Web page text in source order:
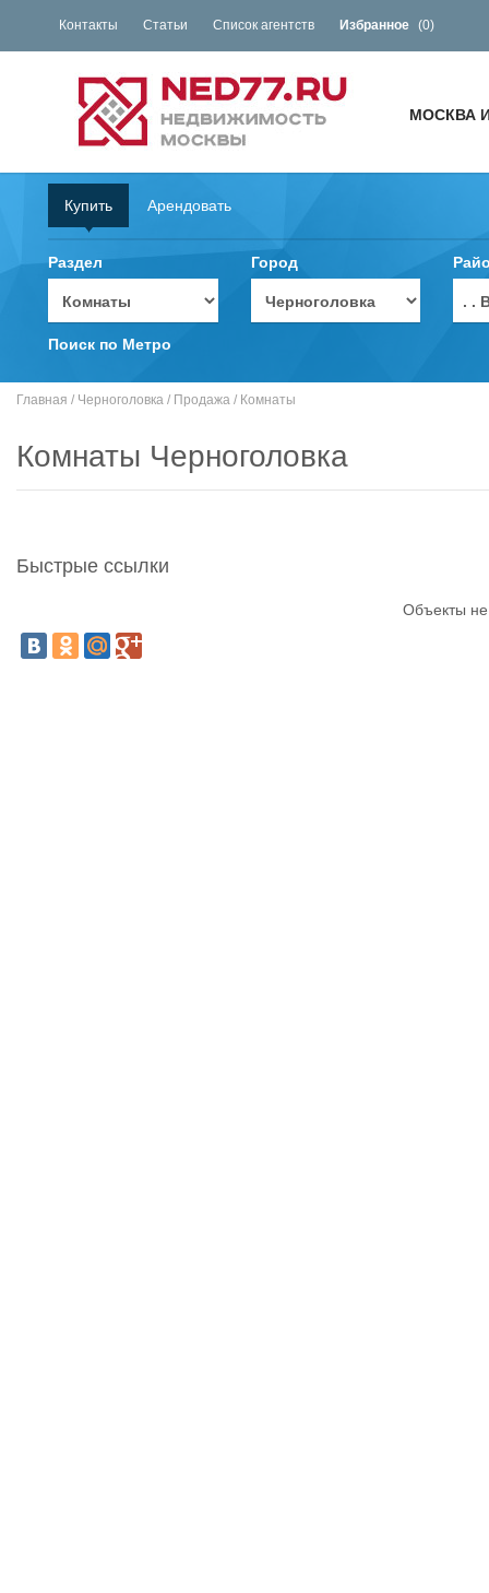
Контакты Статьи Список агентств Избранное (0)
МОСКВА
Купить Арендовать
Раздел Город
. .
Поиск по Метро
Главная / Черноголовка / Продажа / Комнаты
Комнаты Черноголовка
Быстрые ссылки
Объекты